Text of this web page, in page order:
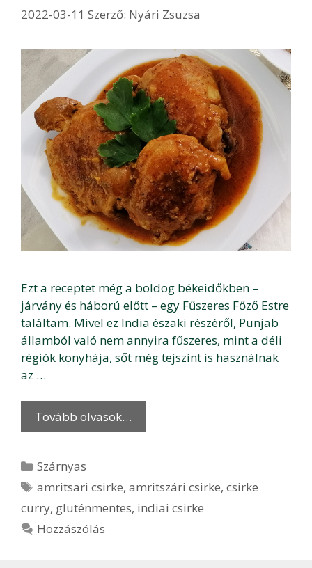
2022-03-11 Szerző: Nyári Zsuzsa
Ezt a receptet még a boldog békeidőkben –
járvány és háború előtt – egy Fűszeres Főző Estre
találtam. Mivel ez India északi részéről, Punjab
államból való nem annyira fűszeres, mint a déli
régiók konyhája, sőt még tejszínt is használnak
az …
Tovább olvasok…
Kategória
Szárnyas
Címkék
amritsari csirke,amritszári csirke,csirke
curry, gluténmentes, indiai csirke
Hozzászólás